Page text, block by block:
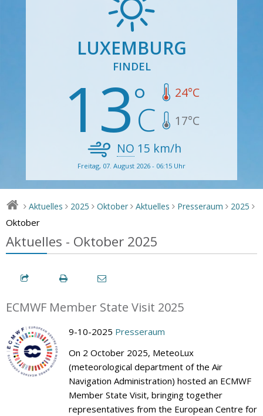
LUXEMBURG
FINDEL
13 24°C
17°C
NO 15 km/h
Freitag, 07. August 2026 - 06:15 Uhr
> Aktuelles > 2025 > Oktober > Aktuelles > Presseraum > 2025 >
Oktober
Aktuelles - Oktober 2025
ECMWF Member State Visit 2025
9-10-2025 Presseraum
On 2 October 2025, MeteoLux
(meteorological department of the Air
Navigation Administration) hosted an ECMWF
Member State Visit, bringing together
representatives from the European Centre for